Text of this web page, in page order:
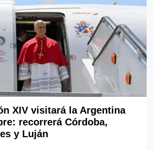
XIV visitará la Argentina
recorrerá Córdoba,
y Luján